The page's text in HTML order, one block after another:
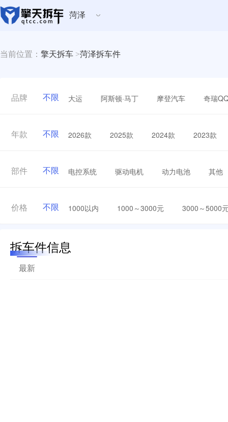
菏泽
当前位置： 擎天拆车 >菏泽拆车件
品牌 不限 大运 阿斯顿·马丁 摩登汽车 奇瑞
年款 不限 2026款 2025款 2024款 2023款
部件 不限 电控系统 驱动电机 动力电池 其他
价格 不限 1000以内 1000～3000元 3000～5000
拆车件信息
最新